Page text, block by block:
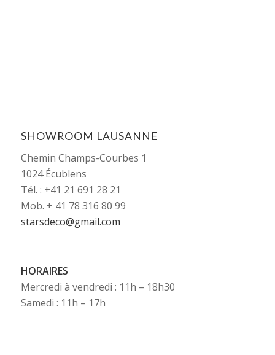
SHOWROOM LAUSANNE
Chemin Champs-Courbes 1
1024 Écublens
Tél. : +41 21 691 28 21
Mob. + 41 78 316 80 99
starsdeco@gmail.com
HORAIRES
Mercredi à vendredi : 11h – 18h30
Samedi : 11h – 17h